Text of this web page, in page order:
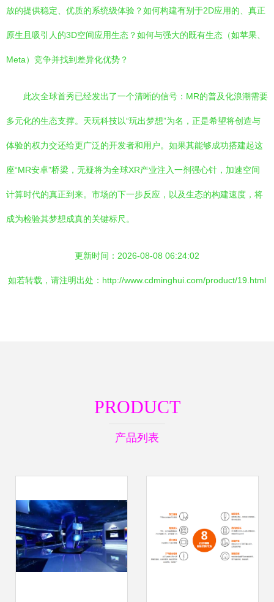
放的提供稳定、优质的系统级体验？如何构建有别于2D应用的、真正
原生且吸引人的3D空间应用生态？如何与强大的既有生态（如苹果、
Meta）竞争并找到差异化优势？
此次全球首秀已经发出了一个清晰的信号：MR的普及化浪潮需要
多元化的生态支撑。天玩科技以“玩出梦想”为名，正是希望将创造与
体验的权力交还给更广泛的开发者和用户。如果其能够成功搭建起这
座“MR安卓”桥梁，无疑将为全球XR产业注入一剂强心针，加速空间
计算时代的真正到来。市场的下一步反应，以及生态的构建速度，将
成为检验其梦想成真的关键标尺。
更新时间：2026-08-08 06:24:02
如若转载，请注明出处：http://www.cdminghui.com/product/19.html
PRODUCT
产品列表